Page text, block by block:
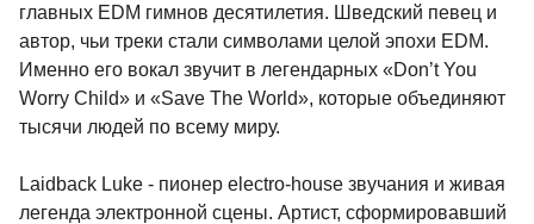
главных EDM гимнов десятилетия. Шведский певец и
автор, чьи треки стали символами целой эпохи EDM.
Именно его вокал звучит в легендарных «Don’t You
Worry Child» и «Save The World», которые объединяют
тысячи людей по всему миру.
Laidback Luke - пионер electro-house звучания и живая
легенда электронной сцены. Артист, сформировавший